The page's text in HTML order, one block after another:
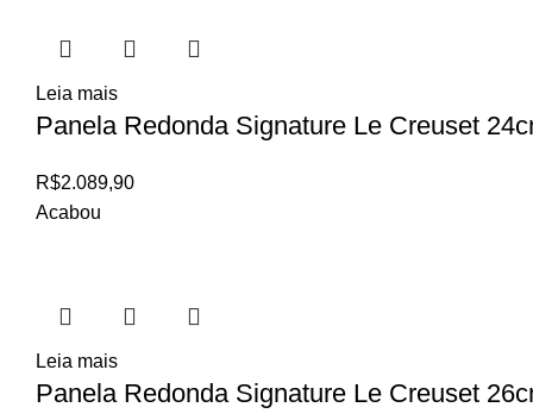
Leia mais
Panela Redonda Signature Le Creuset
R$2.089,90
Acabou
Leia mais
Panela Redonda Signature Le Creuset